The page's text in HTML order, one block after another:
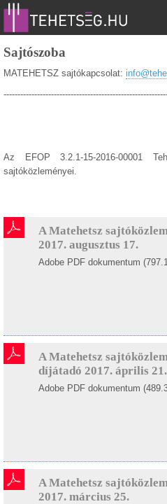
Sajtószoba
MATEHETSZ sajtókapcsolat:
Az
EFOP 3.2.1-15-2016-00001
sajtóközleményei.
A Matehetsz
2017. augusztus 17.
Adobe PDF dokumentum
A Matehetsz
díjátadó 2017. április 21.
Adobe PDF dokumentum
A Matehetsz
2017. március 25.